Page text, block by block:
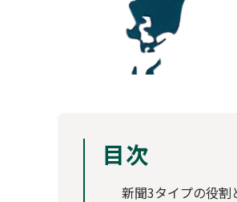
目次
新聞3タイプの役